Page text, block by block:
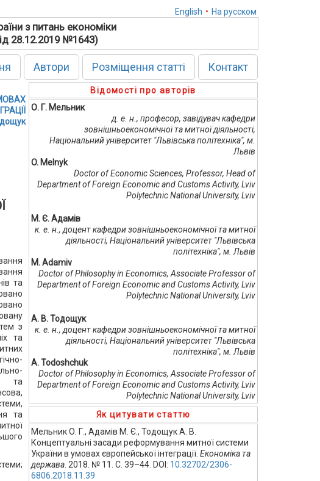
English • На русском
з питань економіки
28.12.2019 №1643)
Автори Розміщення статті Контакт
та
з
та
та
та
Відомості про авторів
О. Г. Мельник
д. е. н., професор, завідувач кафедри
зовнішньоекономічної та митної діяльності,
Національний університет "Львівська політехніка", м.
Львів
O. Melnyk
Doctor of Economic Sciences, Professor, Head of
Department of Foreign Economic and Customs Activity, Lviv
Polytechnic National University, Lviv
М. Є. Адамів
к. е. н., доцент кафедри зовнішньоекономічної та митної
діяльності, Національний університет "Львівська
політехніка", м. Львів
M. Adamiv
Doctor of Philosophy in Economics, Associate Professor of
Department of Foreign Economic and Customs Activity, Lviv
Polytechnic National University, Lviv
А. В. Тодощук
к. е. н., доцент кафедри зовнішньоекономічної та митної
діяльності, Національний університет "Львівська
політехніка", м. Львів
A. Todoshchuk
Doctor of Philosophy in Economics, Associate Professor of
Department of Foreign Economic and Customs Activity, Lviv
Polytechnic National University, Lviv
Як цитувати статтю
Мельник О. Г., Адамів М. Є., Тодощук А. В.
Концептуальні засади реформування митної системи
України в умовах європейської інтеграції. Економіка та
держава. 2018. № 11. С. 39–44. DOI: 10.32702/2306-
6806.2018.11.39